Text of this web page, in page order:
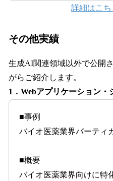
詳細はこち
その他実績
生成AI関連領域以外で公開
がらご紹介します。
1．Webアプリケーション・
■事例
バイオ医薬業界バーティ
■概要
バイオ医薬業界向けに特